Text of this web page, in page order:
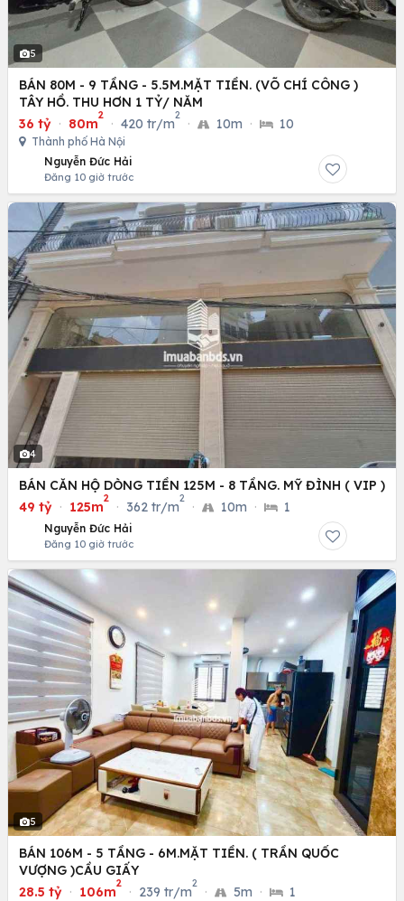
5
BÁN 80M - 9 TẦNG - 5.5M.MẶT TIỀN. (VÕ CHÍ CÔNG )
TÂY HỒ. THU HƠN 1 TỶ/ NĂM
36 tỷ · 80m
2
· 420 tr/m
2
· 10m · 10
Thành phố Hà Nội
Nguyễn Đức Hải
Đăng 10 giờ trước
4
BÁN CĂN HỘ DÒNG TIỀN 125M - 8 TẦNG. MỸ ĐÌNH ( VIP )
49 tỷ · 125m
2
· 362 tr/m
2
· 10m · 1
Nguyễn Đức Hải
Đăng 10 giờ trước
5
BÁN 106M - 5 TẦNG - 6M.MẶT TIỀN. ( TRẦN QUỐC
VƯỢNG )CẦU GIẤY
28.5 tỷ · 106m
2
· 239 tr/m
2
· 5m · 1